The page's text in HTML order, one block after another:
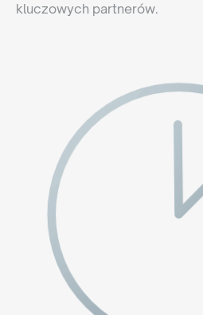
kluczowych partnerów.